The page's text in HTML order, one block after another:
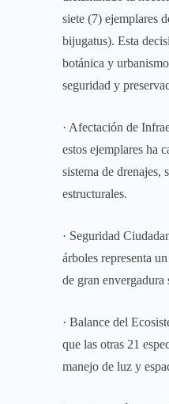
siete (7) ejemplares
bijugatus). Esta
botánica y
seguridad y
· Afectación de
estos ejemplares ha
sistema de drenajes,
estructurales.
· Seguridad
árboles representa
de gran envergadura
· Balance del
que las otras 21
manejo de luz y